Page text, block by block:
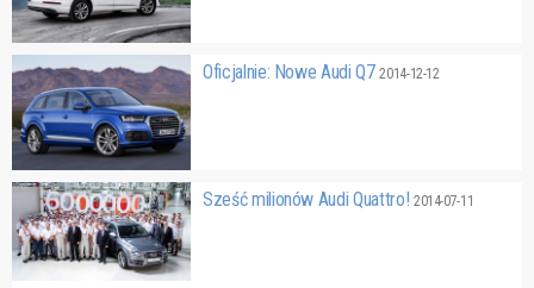
Oficjalnie: Nowe Audi Q72014-12-12
Sześć milionów Audi Quattro! 2014-07-11